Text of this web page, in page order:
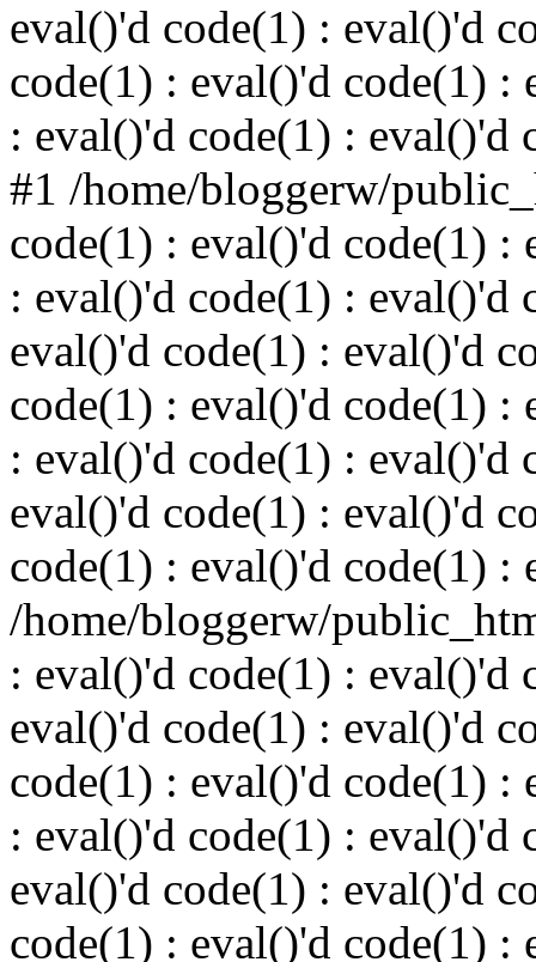
eval()'d code(1) : eval()'d
code(1) : eval()'d code(1) :
: eval()'d code(1) : eval()'d
#1 /home/bloggerw/
code(1) : eval()'d code(1) :
: eval()'d code(1) : eval()'d
eval()'d code(1) : eval()'d
code(1) : eval()'d code(1) :
: eval()'d code(1) : eval()'d
eval()'d code(1) : eval()'d
code(1) : eval()'d code(1) :
/home/bloggerw/
: eval()'d code(1) : eval()'d
eval()'d code(1) : eval()'d
code(1) : eval()'d code(1) :
: eval()'d code(1) : eval()'d
eval()'d code(1) : eval()'d
code(1) : eval()'d code(1) :